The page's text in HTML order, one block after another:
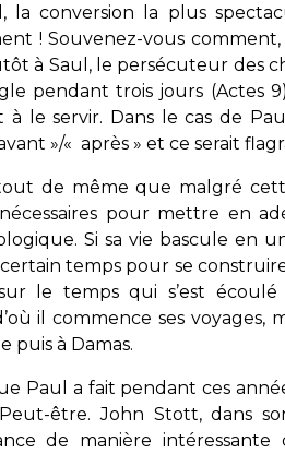
la conversion la plus
! Souvenez-vous
à Saul, le persécuteur des
pendant trois jours (Actes
à le servir. Dans le cas de
»/« après » et ce serait
de même que malgré
pour mettre en
Si sa vie bascule en
certain temps pour se
le temps qui s’est
il commence ses voyages,
puis à Damas.
Paul a fait pendant ces
Peut-être. John Stott, dans
de manière